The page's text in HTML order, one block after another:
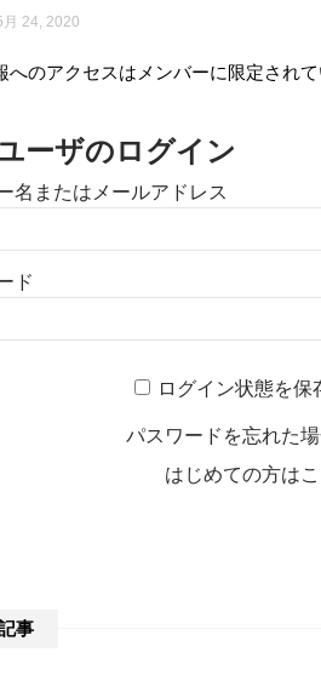
24, 2020
へのアクセスはメンバーに限定され
ーザのログイン
名またはメールアドレス
ド
ログイン状態を保
パスワードを忘れた
はじめての方は
事